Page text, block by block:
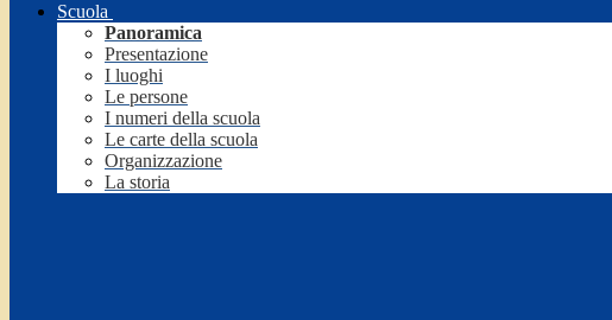
Scuola
Panoramica
Presentazione
I luoghi
Le persone
I numeri della scuola
Le carte della scuola
Organizzazione
La storia